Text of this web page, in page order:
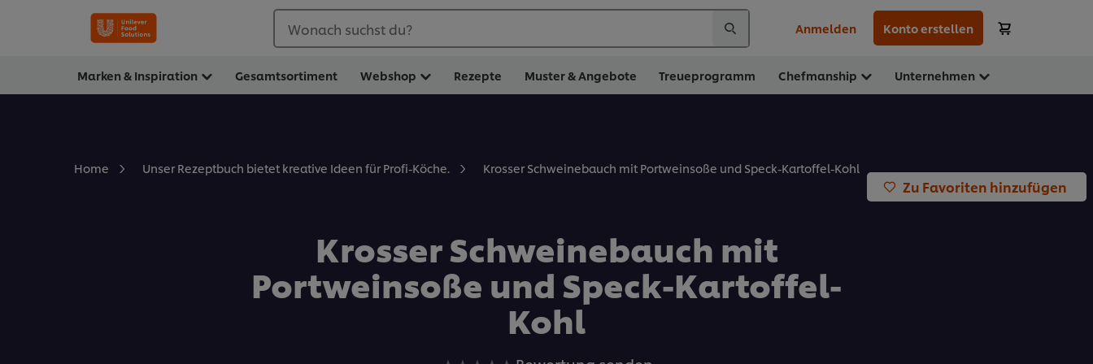
Wonach suchst du? Anmelden Konto erstellen
Marken & Inspiration Gesamtsortiment Webshop Rezepte Muster & Angebote Treueprogramm Chefmanship Unternehmen
Home Unser Rezeptbuch bietet kreative Ideen für Profi-Köche. Krosser Schweinebauch mit Portweinsoße und Speck-Kartoffel-Kohl
Zu Favoriten hinzufügen
Krosser Schweinebauch mit
Portweinsoße und Speck-Kartoffel-
Kohl